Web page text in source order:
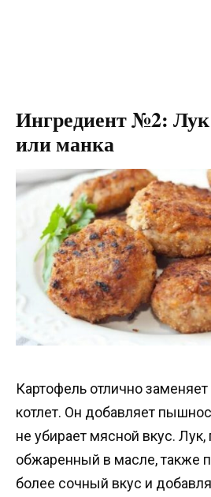
Ингредиент №2:
или манка
Картофель отлично
котлет. Он добавляет
не убирает мясной вкус.
обжаренный в масле, также
более сочный вкус и